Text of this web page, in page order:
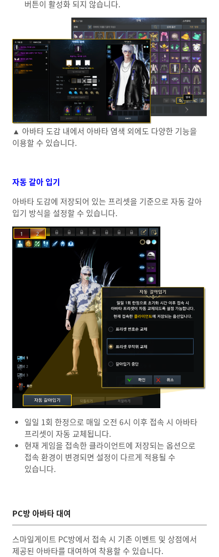
버튼이 활성화 되지 않습니다.
▲ 아바타 도감 내에서 아바타 염색 외에도 다양한 기능을
이용할 수 있습니다.
자동 갈아 입기
아바타 도감에 저장되어 있는 프리셋을 기준으로 자동 갈아
입기 방식을 설정할 수 있습니다.
일일 1회 한정으로 매일 오전 6시 이후 접속 시 아바타
프리셋이 자동 교체됩니다.
현재 게임을 접속한 클라이언트에 저장되는 옵션으로
접속 환경이 변경되면 설정이 다르게 적용될 수
있습니다.
PC방 아바타 대여
스마일게이트 PC방에서 접속 시 기존 이벤트 및 상점에서
제공된 아바타를 대여하여 착용할 수 있습니다.